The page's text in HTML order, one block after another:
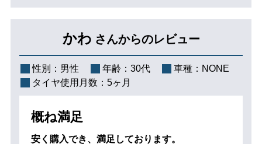
かわ さんからのレビュー
性別： 男性 年齢： 30代 車種： NONE
タイヤ使用月数： 5ヶ月
概ね満足
安く購入でき、満足しております。